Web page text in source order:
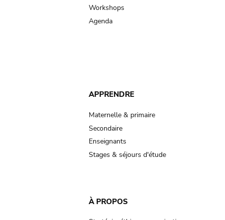
Workshops
Agenda
APPRENDRE
Maternelle & primaire
Secondaire
Enseignants
Stages & séjours d'étude
À PROPOS